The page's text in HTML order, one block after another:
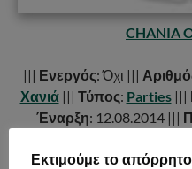
CHANIA
||| Ενεργός: Όχι |||
Χανιά||| Τύπος: Parties|||
Έναρξη: 12.08.2014 |||
&
Εκτιμούμε το